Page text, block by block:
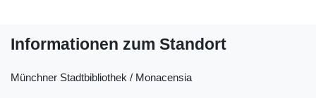
Informationen zum Standort
Münchner Stadtbibliothek / Monacensia